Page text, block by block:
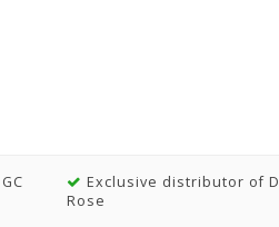
Exclusive distributor of
Rose